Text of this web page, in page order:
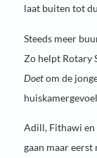
laat buiten tot
Steeds meer
Zo helpt Rotary
Doetom de
Adill, Fithawi en
gaan maar eerst